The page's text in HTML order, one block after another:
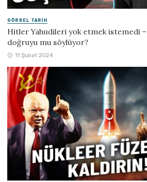
GÖRSEL TARIH
Hitler Yahudileri yok etmek istemedi
doğruyu mu söylüyor?
11 Şubat 2024